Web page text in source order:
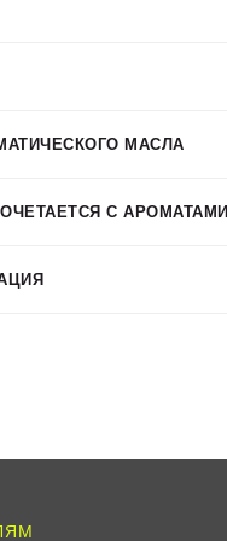
МАСЛА
С АРОМАТАМИ